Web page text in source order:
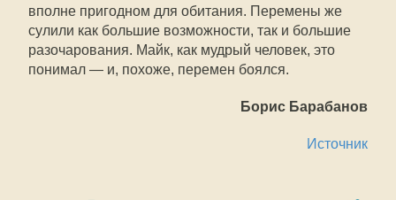
вполне пригодном для обитания. Перемены же
сулили как большие возможности, так и большие
разочарования. Майк, как мудрый человек, это
понимал — и, похоже, перемен боялся.
Борис Барабанов
Источник